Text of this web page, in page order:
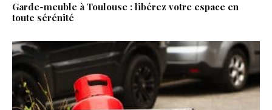
Garde-meuble à Toulouse : libérez votre espace en
toute sérénité